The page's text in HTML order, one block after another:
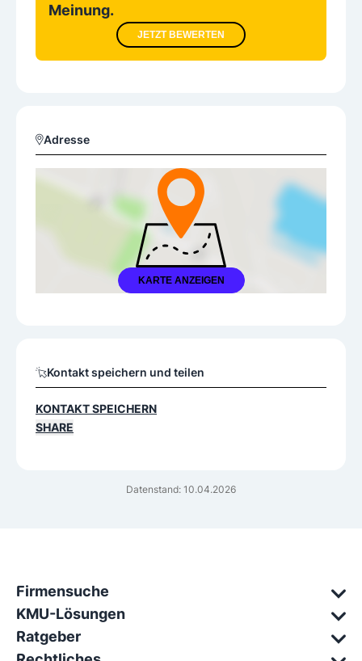
Meinung.
JETZT BEWERTEN
Adresse
KARTE ANZEIGEN
Datenstand: 10.04.2026
Kontakt speichern und teilen
KONTAKT SPEICHERN
SHARE
Firmensuche
KMU-Lösungen
Ratgeber